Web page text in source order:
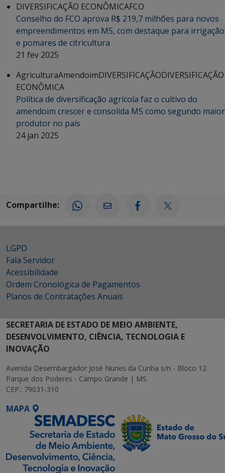
DIVERSIFICAÇÃO ECONÔMICAFCO
Conselho do FCO aprova R$ 219,7 milhões para novos
empreendimentos em MS, com destaque para irrigação
e pomares de citricultura
21 fev 2025
AgriculturaAmendoimDIVERSIFICAÇÃODIVERSIFICAÇÃO
ECONÔMICA
Política de diversificação agrícola faz o cultivo do
amendoim crescer e consolida MS como segundo maior
produtor no país
24 jan 2025
Compartilhe:
LGPD
Fala Servidor
Acessibilidade
Ordem Cronológica de Pagamentos
Planos de Contratações Anuais
SECRETARIA DE ESTADO DE MEIO AMBIENTE,
DESENVOLVIMENTO, CIÊNCIA, TECNOLOGIA E
INOVAÇÃO
Avenida Desembargador José Nunes da Cunha s/n - Bloco 12
Parque dos Poderes - Campo Grande | MS
CEP.: 79031-310
MAPA